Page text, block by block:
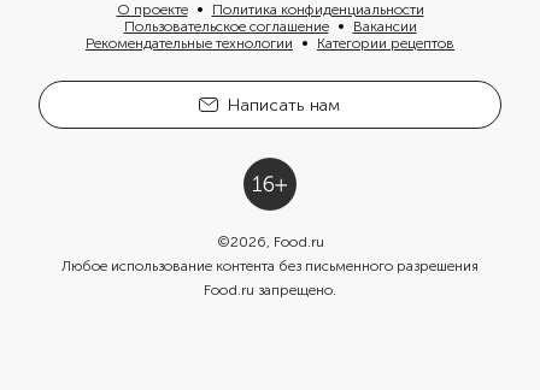
О проекте
Политика конфиденциальности
Пользовательское соглашение
Вакансии
Рекомендательные технологии
Категории рецептов
Написать нам
©2026, Food.ru
Любое использование контента без письменного разрешения
Food.ru запрещено.